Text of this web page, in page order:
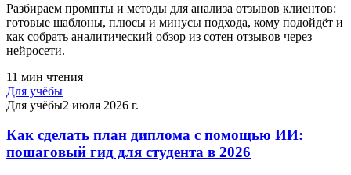
Разбираем промпты и методы для анализа отзывов клиентов:
готовые шаблоны, плюсы и минусы подхода, кому подойдёт и
как собрать аналитический обзор из сотен отзывов через
нейросети.
11 мин чтения
Для учёбы
Для учёбы2 июля 2026 г.
Как сделать план диплома с помощью ИИ:
пошаговый гид для студента в 2026